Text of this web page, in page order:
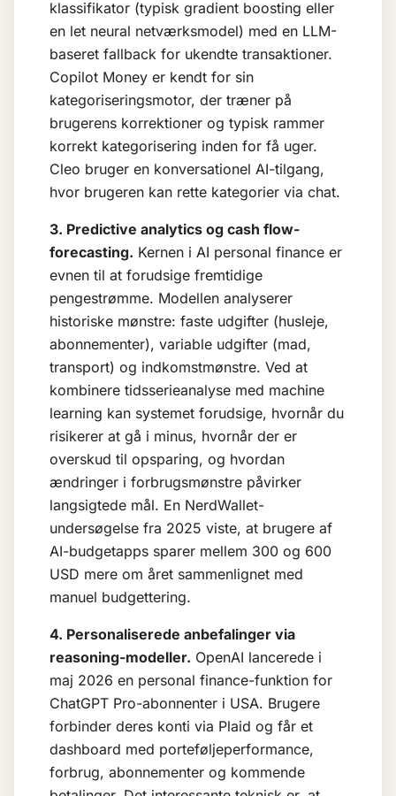
klassifikator (typisk gradient boosting eller
en let neural netværksmodel) med en LLM-
baseret fallback for ukendte transaktioner.
Copilot Money er kendt for sin
kategoriseringsmotor, der træner på
brugerens korrektioner og typisk rammer
korrekt kategorisering inden for få uger.
Cleo bruger en konversationel AI-tilgang,
hvor brugeren kan rette kategorier via chat.
3. Predictive analytics og cash flow-
forecasting. Kernen i AI personal finance er
evnen til at forudsige fremtidige
pengestrømme. Modellen analyserer
historiske mønstre: faste udgifter (husleje,
abonnementer), variable udgifter (mad,
transport) og indkomstmønstre. Ved at
kombinere tidsserieanalyse med machine
learning kan systemet forudsige, hvornår du
risikerer at gå i minus, hvornår der er
overskud til opsparing, og hvordan
ændringer i forbrugsmønstre påvirker
langsigtede mål. En NerdWallet-
undersøgelse fra 2025 viste, at brugere af
AI-budgetapps sparer mellem 300 og 600
USD mere om året sammenlignet med
manuel budgettering.
4. Personaliserede anbefalinger via
reasoning-modeller. OpenAI lancerede i
maj 2026 en personal finance-funktion for
ChatGPT Pro-abonnenter i USA. Brugere
forbinder deres konti via Plaid og får et
dashboard med porteføljeperformance,
forbrug, abonnementer og kommende